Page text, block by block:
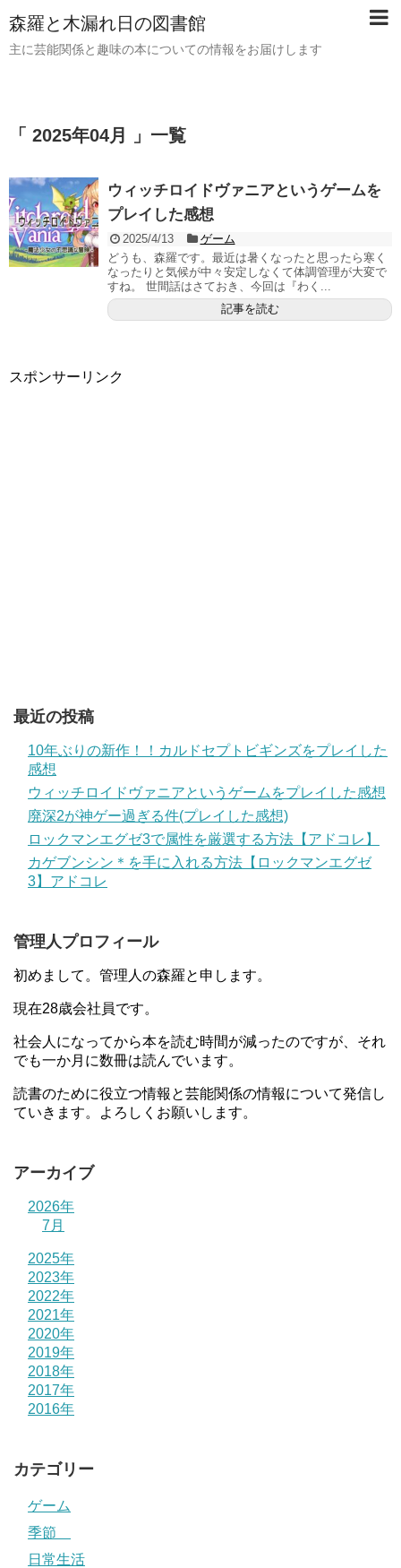
森羅と木漏れ日の図書館
主に芸能関係と趣味の本についての情報をお届けします
「 2025年04月 」一覧
ウィッチロイドヴァニアというゲームを
プレイした感想
2025/4/13
ゲーム
どうも、森羅です。最近は暑くなったと思ったら寒く
なったりと気候が中々安定しなくて体調管理が大変で
すね。 世間話はさておき、今回は『わく...
記事を読む
スポンサーリンク
最近の投稿
10年ぶりの新作！！カルドセプトビギンズをプレイした
感想
ウィッチロイドヴァニアというゲームをプレイした感想
廃深2が神ゲー過ぎる件(プレイした感想)
ロックマンエグゼ3で属性を厳選する方法【アドコレ】
カゲブンシン＊を手に入れる方法【ロックマンエグゼ
3】アドコレ
管理人プロフィール
初めまして。管理人の森羅と申します。
現在28歳会社員です。
社会人になってから本を読む時間が減ったのですが、それ
でも一か月に数冊は読んでいます。
読書のために役立つ情報と芸能関係の情報について発信し
ていきます。よろしくお願いします。
アーカイブ
2026年
7月
2025年
2023年
2022年
2021年
2020年
2019年
2018年
2017年
2016年
カテゴリー
ゲーム
季節
日常生活